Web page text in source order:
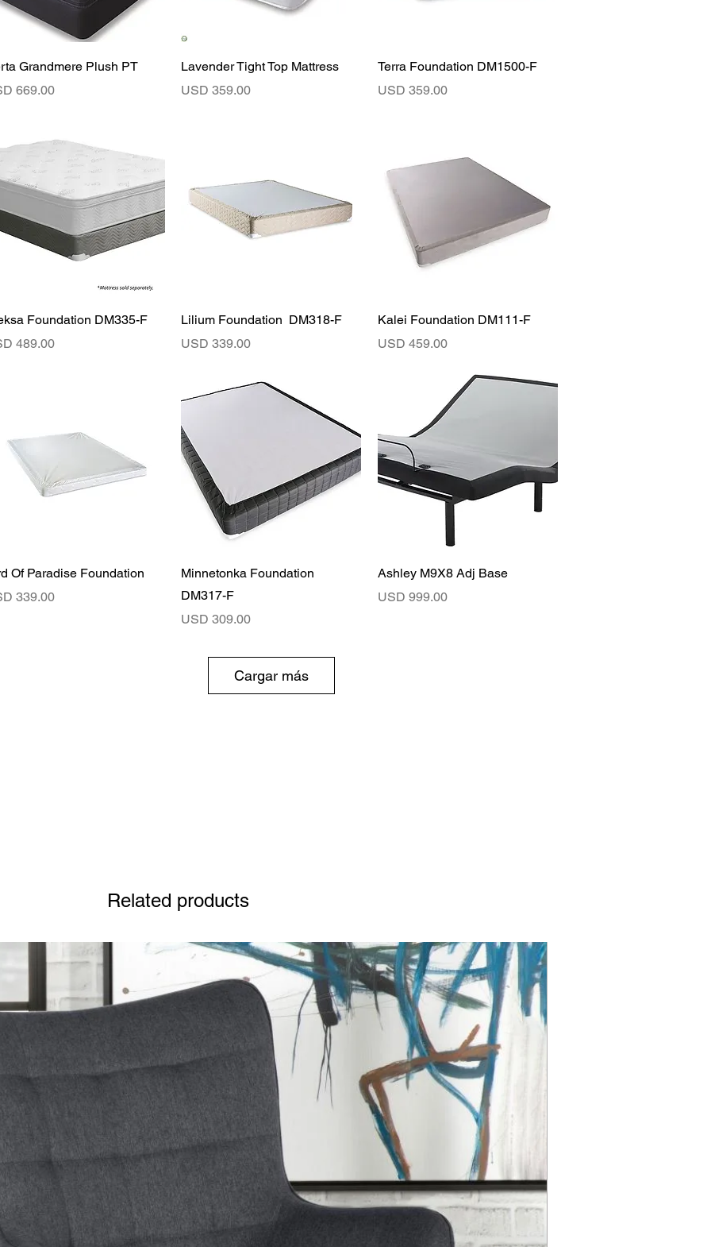
Vista rápida
Grandmere Plush PT
669.00
Vista rápida
Lavender Tight Top Mattress
Precio
USD 359.00
Vista rápida
Terra Foundation DM1500-F
Precio
USD 359.00
Vista rápida
Foundation DM335-F
489.00
Vista rápida
Lilium Foundation DM318-F
Precio
USD 339.00
Vista rápida
Kalei Foundation DM111-F
Precio
USD 459.00
Vista rápida
Of Paradise Foundation
339.00
Vista rápida
Minnetonka Foundation
DM317-F
Precio
USD 309.00
Vista rápida
Ashley M9X8 Adj Base
Precio
USD 999.00
Cargar más
Related products